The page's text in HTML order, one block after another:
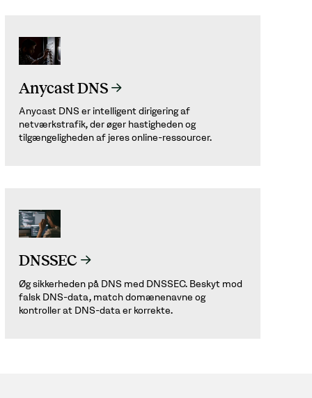
Anycast DNS
Anycast DNS er intelligent dirigering af
netværkstrafik, der øger hastigheden og
tilgængeligheden af jeres online-ressourcer.
DNSSEC
Øg sikkerheden på DNS med DNSSEC. Beskyt mod
falsk DNS-data, match domænenavne og
kontroller at DNS-data er korrekte.